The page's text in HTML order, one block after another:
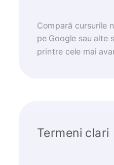
Compară cursurile
pe Google sau alte
printre cele mai
Termeni clari